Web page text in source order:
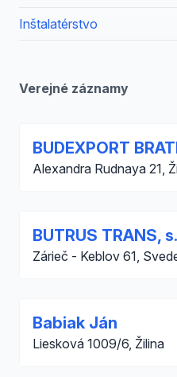
Inštalatérstvo
Verejné záznamy
BUDEXPORT
Alexandra Rudnaya 21,
BUTRUS TRANS,
Zárieč - Keblov 61,
Babiak Ján
Liesková 1009/6, Žilina